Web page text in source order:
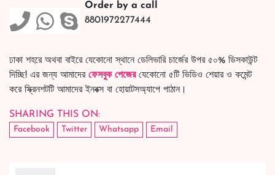
Order by a call
8801972277444
ঢাকা শহরে অথবা বাইরে যেকোনো স্থানে ডেলিভারি চার্জের উপর ৫০% ডিসকাউন্ট
দিচ্ছি! এর জন্য আমাদের ফেসবুক পেজেরযেকোনো ৫টি ভিডিও শেয়ার ও কমেন্ট
করে স্ক্রিনশটটি আমাদের ইনবক্স বা হোয়াটসঅ্যাপে পাঠান।
SHARING THIS ON:
Facebook Twitter Whatsapp Email